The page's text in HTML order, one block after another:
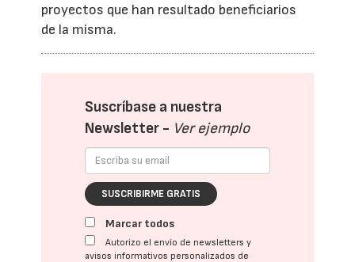
proyectos que han resultado beneficiarios
de la misma.
Suscríbase a nuestra
Newsletter - Ver ejemplo
SUSCRIBIRME GRATIS
Marcar todos
Autorizo el envío de newsletters y
avisos informativos personalizados de